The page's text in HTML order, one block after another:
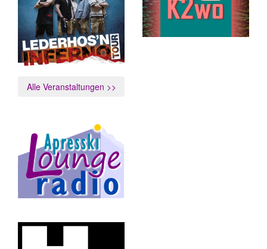
Alle Veranstaltungen >>